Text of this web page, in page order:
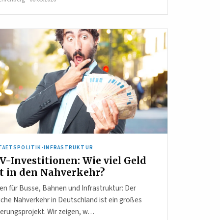
INFRASTRUKTUR
Investitionen: Wie viel Geld
in den Nahverkehr?
für Busse, Bahnen und Infrastruktur: Der
Nahverkehr in Deutschland ist ein großes
Wir zeigen, w…